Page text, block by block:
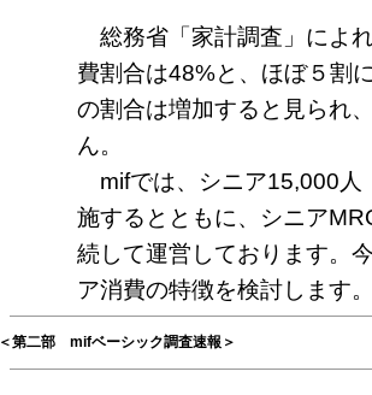
総務省「家計調査」によ
費割合は48%と、ほぼ５割
の割合は増加すると見られ
ん。
mifでは、シニア15,000人
施するとともに、シニア
続して運営しております。
ア消費の特徴を検討します
＜第二部 mifベーシック調査速報＞